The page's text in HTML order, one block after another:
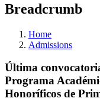
Breadcrumb
Home
Admissions
Última
Programa
Honoríficos de